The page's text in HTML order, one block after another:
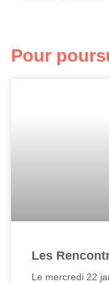
Pour
Les
Le mercredi 22